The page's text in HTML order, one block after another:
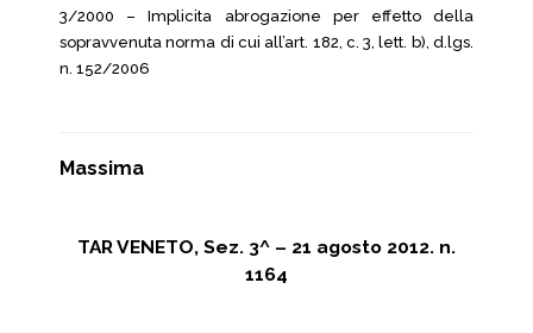
3/2000 – Implicita abrogazione per effetto della
sopravvenuta norma di cui all’art. 182, c. 3, lett. b), d.lgs.
n. 152/2006
Massima
TAR VENETO, Sez. 3^ – 21 agosto 2012. n.
1164